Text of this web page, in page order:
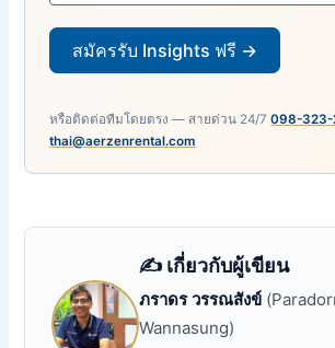
สมัครรับ Insights ฟรี →
หรือติดต่อทีมโดยตรง — สายด่วน 24/7098-323-
thai@aerzenrental.com
✍️ เกี่ยวกับผู้เขียน
ภราดร วรรณสังข์
Wannasung)